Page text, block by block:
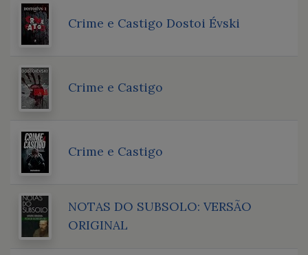
Crime e Castigo Dostoi Évski
Crime e Castigo
Crime e Castigo
NOTAS DO SUBSOLO: VERSÃO
ORIGINAL